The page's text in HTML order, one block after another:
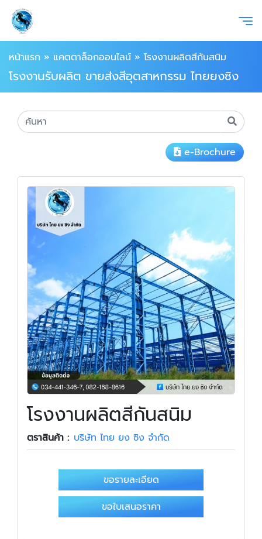
หน้าแรก » แคตตาล็อกออนไลน์ » โรงงานผลิตสีกันสนิม
โรงงานรับผลิต ขายส่งสีอุตสาหกรรม ไทยยงซิง
e-Brochure
โรงงานผลิตสีกันสนิม
ตราสินค้า : บริษัท ไทย ยง ซิง จำกัด
ขอรายละเอียด
ขอใบเสนอราคา